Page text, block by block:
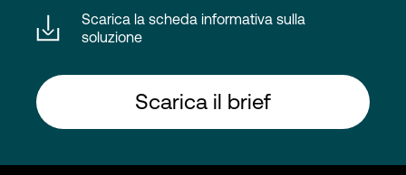
Scarica la scheda informativa sulla
soluzione
Scarica il brief